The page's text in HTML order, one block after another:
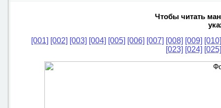
Чтобы читать
[001] [002] [003] [004] [005] [006] [007] [008] [009] [010]
[023] [024] [025]